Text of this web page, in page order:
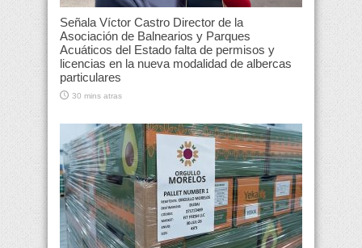
Señala Víctor Castro Director de la
Asociación de Balnearios y Parques
Acuáticos del Estado falta de permisos y
licencias en la nueva modalidad de albercas
particulares
30 mins atras